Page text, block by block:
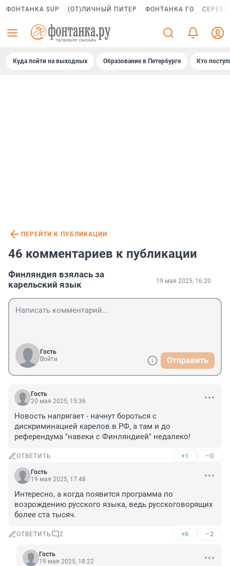
ФОНТАНКА SUP (ОТ)ЛИЧНЫЙ ПИТЕР ФОНТАНКА ГО
Куда пойти на выходных Образование в Петербурге Кто
ПЕРЕЙТИ К ПУБЛИКАЦИИ
46 комментариев к публикации
Финляндия взялась за
карельский язык
19 мая 2025, 16:20
Гость
Войти
Отправить
Гость
20 мая 2025, 15:36
Новость напрягает - начнут бороться с
дискриминацией карелов в РФ, а там и до
референдума "навеки с Финляндией" недалеко!
ОТВЕТИТЬ +1 –0
Гость
19 мая 2025, 17:48
Интересно, а когда появится программа по
возрождению русского языка, ведь русскоговорящих
более ста тысяч.
ОТВЕТИТЬ 2 +6 –2
Гость
19 мая 2025, 18:22